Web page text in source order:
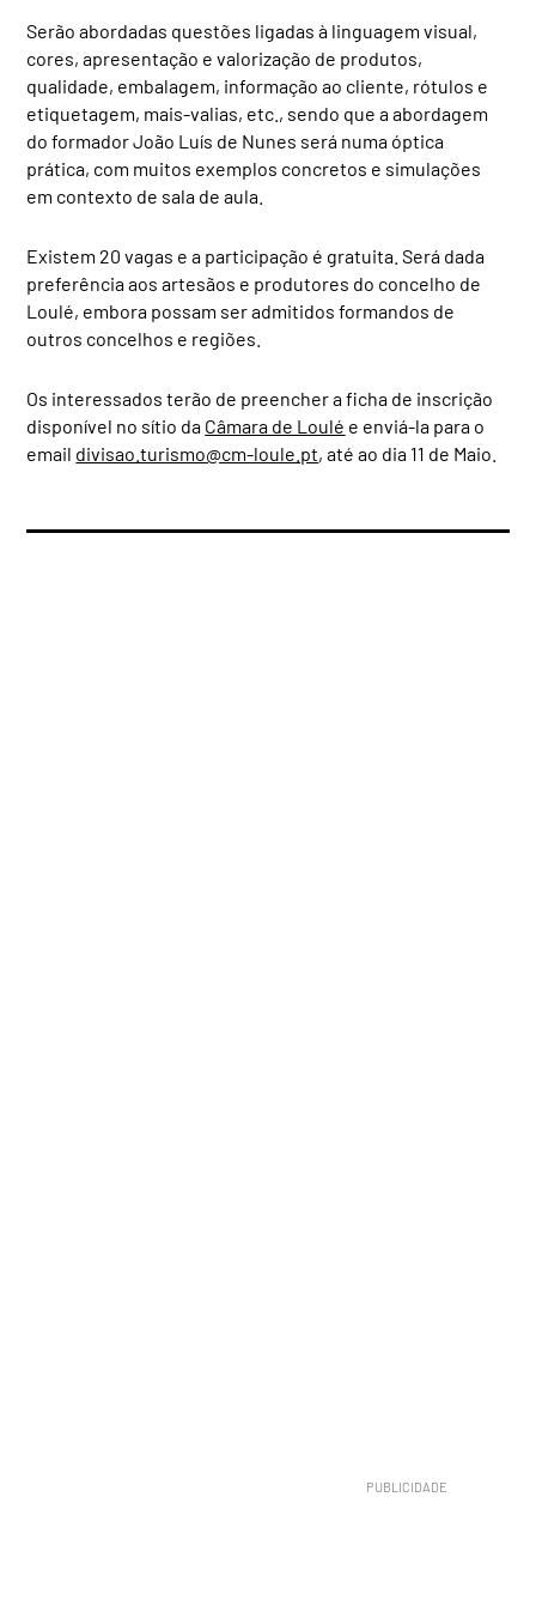
Serão abordadas questões ligadas à linguagem visual,
cores, apresentação e valorização de produtos,
qualidade, embalagem, informação ao cliente, rótulos e
etiquetagem, mais-valias, etc., sendo que a abordagem
do formador João Luís de Nunes será numa óptica
prática, com muitos exemplos concretos e simulações
em contexto de sala de aula.
Existem 20 vagas e a participação é gratuita. Será dada
preferência aos artesãos e produtores do concelho de
Loulé, embora possam ser admitidos formandos de
outros concelhos e regiões.
Os interessados terão de preencher a ficha de inscrição
disponível no sítio da Câmara de Loulé e enviá-la para o
email divisao.turismo@cm-loule.pt, até ao dia 11 de Maio.